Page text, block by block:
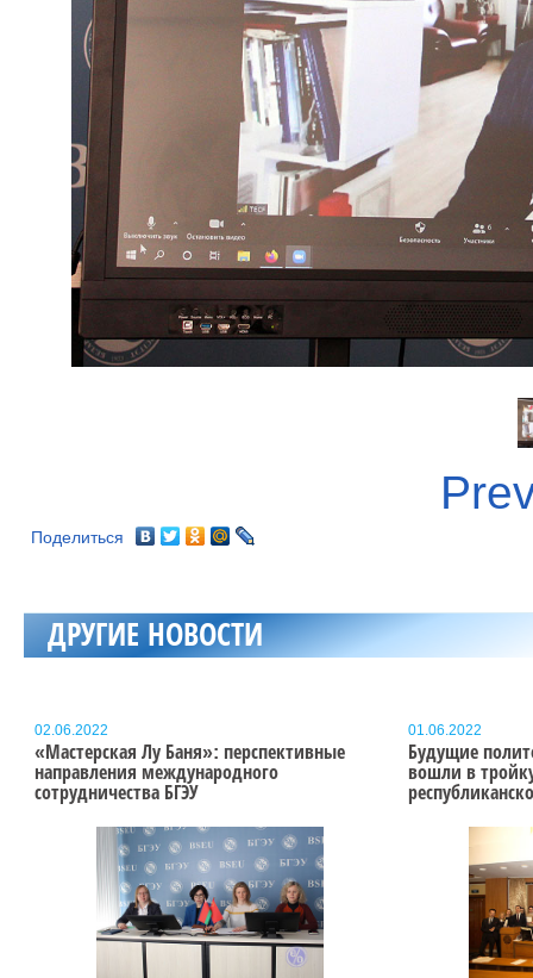
Поделиться
ДРУГИЕ НОВОСТИ
02.06.2022
«Мастерская Лу Баня»: перспективные
направления международного
сотрудничества БГЭУ
01.06.2022
Будущие
вошли в